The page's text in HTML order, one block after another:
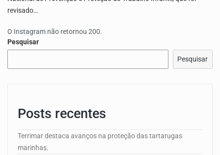
revisado…
O Instagram não retornou 200.
Pesquisar
Pesquisar
Posts recentes
Terrimar destaca avanços na proteção das tartarugas
marinhas.